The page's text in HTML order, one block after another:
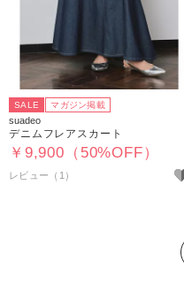
SALE マガジン掲載
suadeo
デニムフレアスカート
￥9,900（50%OFF）
レビュー（1）